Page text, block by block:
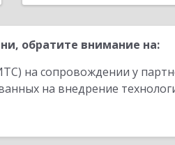
обратите внимание на:
на сопровождении у
на внедрение